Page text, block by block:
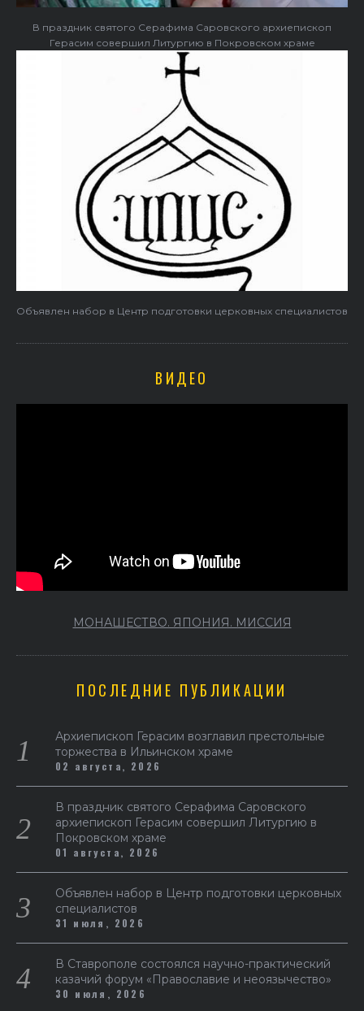
В праздник святого Серафима Саровского архиепископ
Герасим совершил Литургию в Покровском храме
Объявлен набор в Центр подготовки церковных специалистов
ВИДЕО
МОНАШЕСТВО. ЯПОНИЯ. МИССИЯ
ПОСЛЕДНИЕ ПУБЛИКАЦИИ
Архиепископ Герасим возглавил престольные
торжества в Ильинском храме
02 августа, 2026
В праздник святого Серафима Саровского
архиепископ Герасим совершил Литургию в
Покровском храме
01 августа, 2026
Объявлен набор в Центр подготовки церковных
специалистов
31 июля, 2026
В Ставрополе состоялся научно-практический
казачий форум «Православие и неоязычество»
30 июля, 2026